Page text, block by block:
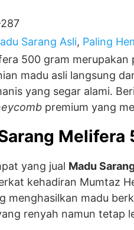
Sarang Asli, Paling
500 gram
madu asli langsung
yang segar alami.
premium yang
Melifera
yang jual Madu
kehadiran Mumtaz
menghasilkan madu
renyah namun tetap